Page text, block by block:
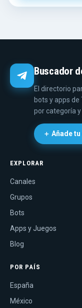
Buscador
El directorio
bots y apps
por categoría y
＋ Añade
EXPLORAR
Canales
Grupos
Bots
Apps y Juegos
Blog
POR PAÍS
España
México